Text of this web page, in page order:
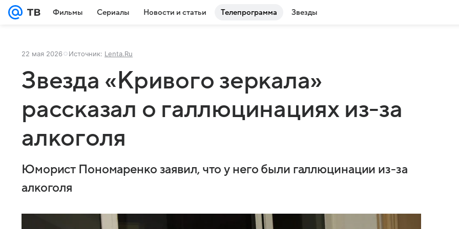
Фильмы Сериалы Новости и статьи Телепрограмма Звезды
22 мая 2026 Источник: Lenta.Ru
Звезда «Кривого зеркала»
рассказал о галлюцинациях из-за
алкоголя
Юморист Пономаренко заявил, что у него были галлюцинации из-за
алкоголя